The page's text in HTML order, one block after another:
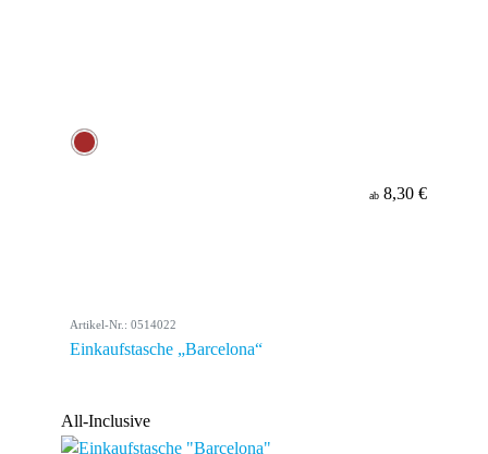
ab 8,30 €
Artikel-Nr.: 0514022
Einkaufstasche „Barcelona“
All-Inclusive